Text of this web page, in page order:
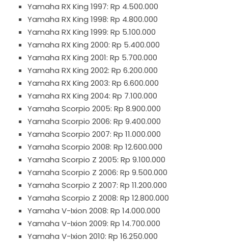
Yamaha RX King 1997: Rp 4.500.000
Yamaha RX King 1998: Rp 4.800.000
Yamaha RX King 1999: Rp 5.100.000
Yamaha RX King 2000: Rp 5.400.000
Yamaha RX King 2001: Rp 5.700.000
Yamaha RX King 2002: Rp 6.200.000
Yamaha RX King 2003: Rp 6.600.000
Yamaha RX King 2004: Rp 7.100.000
Yamaha Scorpio 2005: Rp 8.900.000
Yamaha Scorpio 2006: Rp 9.400.000
Yamaha Scorpio 2007: Rp 11.000.000
Yamaha Scorpio 2008: Rp 12.600.000
Yamaha Scorpio Z 2005: Rp 9.100.000
Yamaha Scorpio Z 2006: Rp 9.500.000
Yamaha Scorpio Z 2007: Rp 11.200.000
Yamaha Scorpio Z 2008: Rp 12.800.000
Yamaha V-Ixion 2008: Rp 14.000.000
Yamaha V-Ixion 2009: Rp 14.700.000
Yamaha V-Ixion 2010: Rp 16.250.000